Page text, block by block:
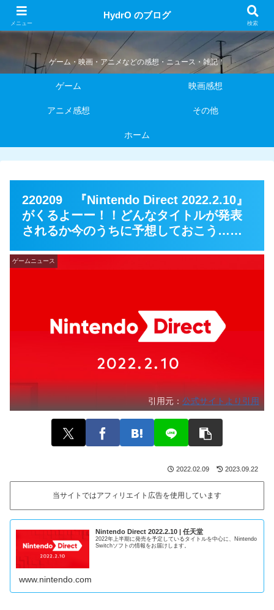
HydrO のブログ
ゲーム・映画・アニメなどの感想・ニュース・雑記！
ゲーム 映画感想
アニメ感想 その他
ホーム
220209 『Nintendo Direct 2022.2.10』
がくるよーー！！どんなタイトルが発表
されるか今のうちに予想しておこう……
ゲームニュース
引用元： 公式サイトより引用
2022.02.09 2023.09.22
当サイトではアフィリエイト広告を使用しています
Nintendo Direct 2022.2.10 | 任天堂
2022年上半期に発売を予定しているタイトルを中心に、Nintendo
Switchソフトの情報をお届けします。
www.nintendo.com
メニュー
HydrO のブログ
検索